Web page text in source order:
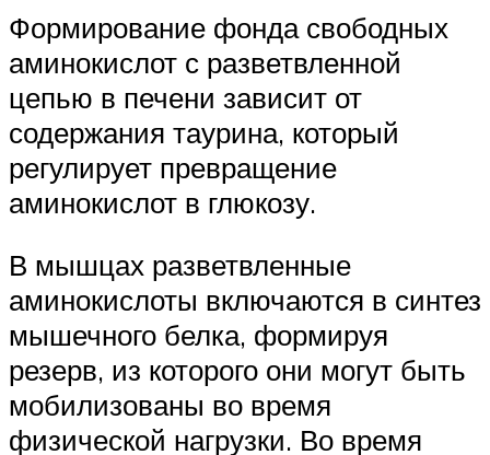
Формирование фонда свободных
аминокислот с разветвленной
цепью в печени зависит от
содержания таурина, который
регулирует превращение
аминокислот в глюкозу.
В мышцах разветвленные
аминокислоты включаются в синтез
мышечного белка, формируя
резерв, из которого они могут быть
мобилизованы во время
физической нагрузки. Во время